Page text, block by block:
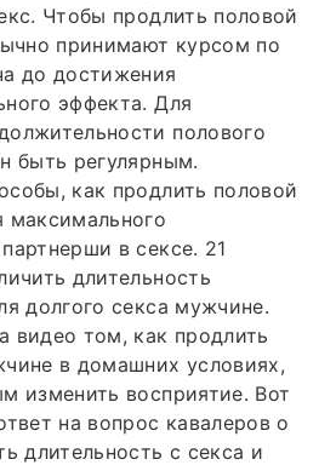
Чтобы продлить половой
принимают курсом по
до достижения
эффекта. Для
полового
быть регулярным.
как продлить половой
максимального
в сексе. 21
длительность
долгого секса мужчине.
видео том, как продлить
в домашних условиях,
изменить восприятие. Вот
на вопрос кавалеров о
длительность с секса и